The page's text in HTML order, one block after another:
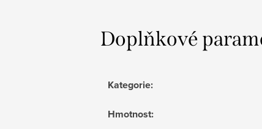
Doplňkové
Kategorie:
Hmotnost: